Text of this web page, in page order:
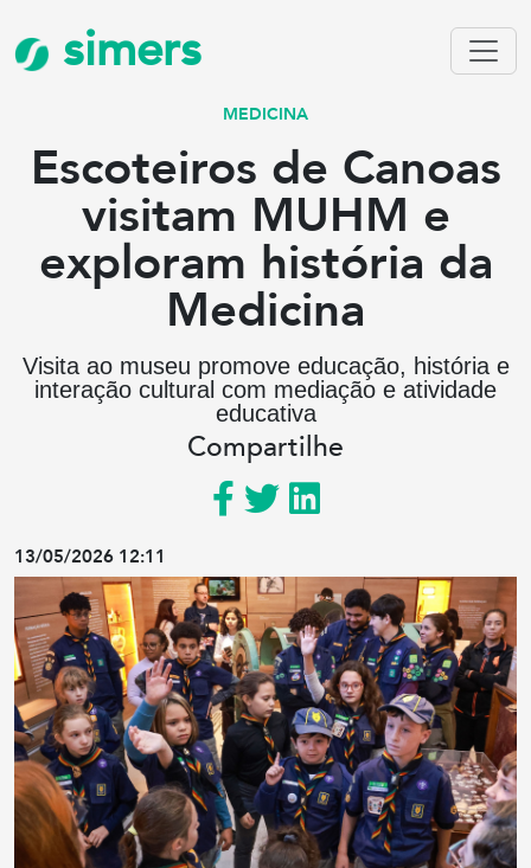
simers
MEDICINA
Escoteiros de Canoas
visitam MUHM e
exploram história da
Medicina
Visita ao museu promove educação, história e
interação cultural com mediação e atividade
educativa
Compartilhe
13/05/2026 12:11